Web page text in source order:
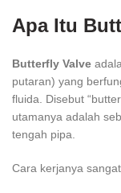
Apa Itu
Butterfly Valve
putaran) yang
fluida. Disebut
utamanya adalah
tengah pipa.
Cara kerjanya